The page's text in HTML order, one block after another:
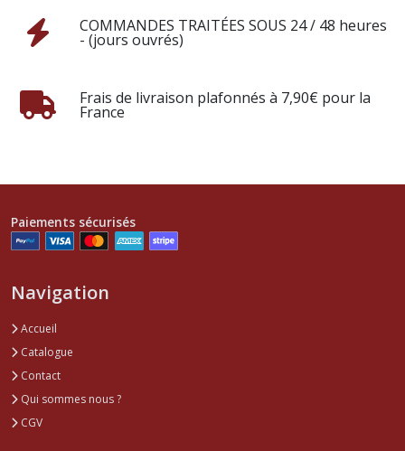
COMMANDES TRAITÉES SOUS 24 / 48 heures
- (jours ouvrés)
Frais de livraison plafonnés à 7,90€ pour la
France
Paiements sécurisés
Navigation
Accueil
Catalogue
Contact
Qui sommes nous ?
CGV